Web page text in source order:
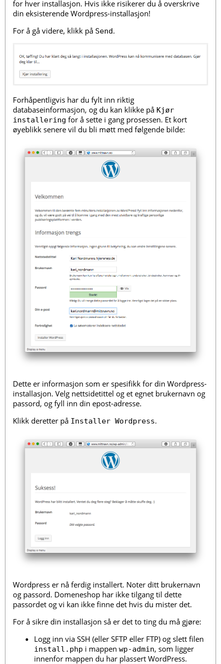
for hver installasjon. Hvis ikke risikerer du å overskrive
din eksisterende Wordpress-installasjon!
For å gå videre, klikk på Send.
Forhåpentligvis har du fylt inn riktig
databaseinformasjon, og du kan klikke på Kjør
installering for å sette i gang prosessen. Et kort
øyeblikk senere vil du bli møtt med følgende bilde:
Dette er informasjon som er spesifikk for din Wordpress-
installasjon. Velg nettsidetittel og et egnet brukernavn og
passord, og fyll inn din epost-adresse.
Klikk deretter på Installer Wordpress.
Wordpress er nå ferdig installert. Noter ditt brukernavn
og passord. Domeneshop har ikke tilgang til dette
passordet og vi kan ikke finne det hvis du mister det.
For å sikre din installasjon så er det to ting du må gjøre:
Logg inn via SSH (eller SFTP eller FTP) og slett filen
install.php i mappen wp-admin, som ligger
innenfor mappen du har plassert WordPress.